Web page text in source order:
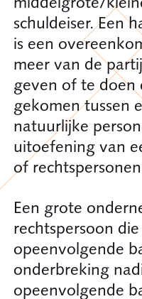
schuldeiser. Een
is een
meer van de
geven of te doen
gekomen tussen
natuurlijke
uitoefening van
of
Een grote
rechtspersoon
opeenvolgende
onderbreking
opeenvolgende